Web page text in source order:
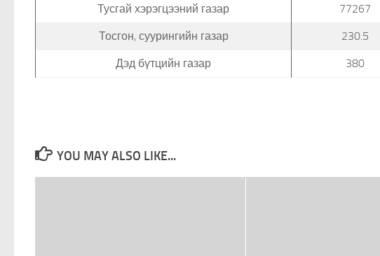
Тусгай хэрэгцээний газар 77267
Тосгон, суурингийн газар 230.5
Дэд бүтцийн газар 380
YOU MAY ALSO LIKE...